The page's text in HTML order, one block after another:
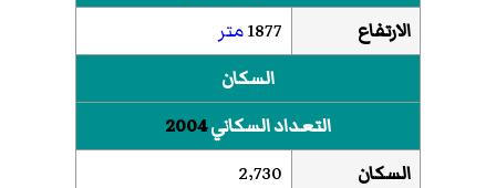
الارتفاع
1877متر
السكان
التعداد السكاني2004
السكان
2٬730